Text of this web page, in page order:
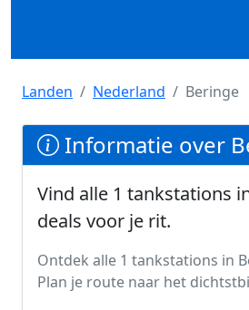
Landen Nederland Beringe
Informatie over
Vind alle 1 tankstations
deals voor je rit.
Ontdek alle 1 tankstations in
Plan je route naar het